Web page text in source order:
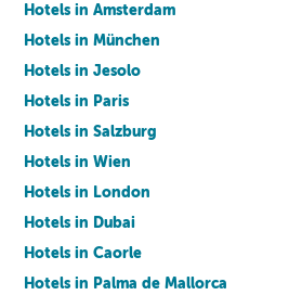
Hotels in Amsterdam
Hotels in München
Hotels in Jesolo
Hotels in Paris
Hotels in Salzburg
Hotels in Wien
Hotels in London
Hotels in Dubai
Hotels in Caorle
Hotels in Palma de Mallorca